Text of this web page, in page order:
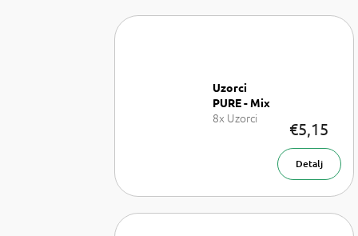
Uzorci
PURE - Mix
8x Uzorci
€5,15
Detalj